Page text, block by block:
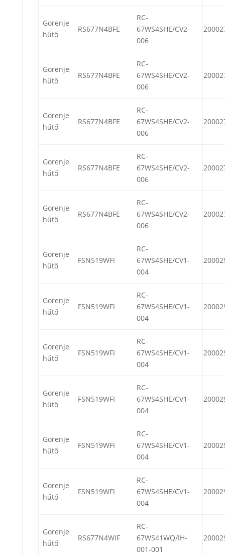
Gorenje
hűtő
RS677N4BFE
RC-
67WS4SHE/CV2-
006
Gorenje
hűtő
RS677N4BFE
RC-
67WS4SHE/CV2-
006
Gorenje
hűtő
RS677N4BFE
RC-
67WS4SHE/CV2-
006
Gorenje
hűtő
RS677N4BFE
RC-
67WS4SHE/CV2-
006
Gorenje
hűtő
RS677N4BFE
RC-
67WS4SHE/CV2-
006
Gorenje
hűtő
FSN519WFI
RC-
67WS4SHE/CV1-
004
Gorenje
hűtő
FSN519WFI
RC-
67WS4SHE/CV1-
004
Gorenje
hűtő
FSN519WFI
RC-
67WS4SHE/CV1-
004
Gorenje
hűtő
FSN519WFI
RC-
67WS4SHE/CV1-
004
Gorenje
hűtő
FSN519WFI
RC-
67WS4SHE/CV1-
004
Gorenje
hűtő
FSN519WFI
RC-
67WS4SHE/CV1-
004
Gorenje
hűtő
RS677N4WIF
RC-
67WS41WQ/IH-
001-001